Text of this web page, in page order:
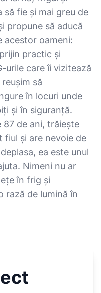
să fie și mai greu de
propune să aducă
acestor oameni:
practic și
urile care îi vizitează
să
în locuri unde
și în siguranță.
87 de ani, trăiește
fiul și are nevoie de
ea este unul
Nimeni nu ar
în frig și
rază de lumină în